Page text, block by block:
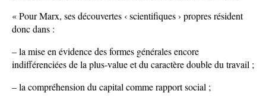
« Pour Marx, ses découvertes ‹ scientifiques › propres résident
donc dans :
– la mise en évidence des formes générales encore
indifférenciées de la plus-value et du caractère double du travail ;
– la compréhension du capital comme rapport social ;